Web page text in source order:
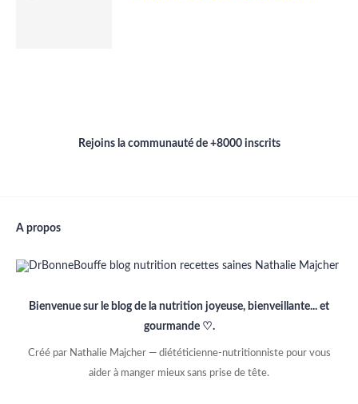
Rejoins la communauté de +8000 inscrits
A propos
Bienvenue sur le blog de la nutrition joyeuse, bienveillante... et
gourmande ♡.
Créé par Nathalie Majcher — diététicienne-nutritionniste pour vous
aider à manger mieux sans prise de tête.